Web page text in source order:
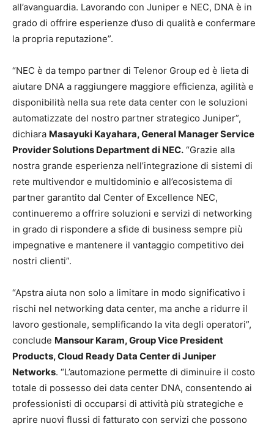
all’avanguardia. Lavorando con Juniper e NEC, DNA è in
grado di offrire esperienze d’uso di qualità e confermare
la propria reputazione”.
“NEC è da tempo partner di Telenor Group ed è lieta di
aiutare DNA a raggiungere maggiore efficienza, agilità e
disponibilità nella sua rete data center con le soluzioni
automatizzate del nostro partner strategico Juniper”,
dichiara Masayuki Kayahara, General Manager Service
Provider Solutions Department di NEC. “Grazie alla
nostra grande esperienza nell’integrazione di sistemi di
rete multivendor e multidominio e all’ecosistema di
partner garantito dal Center of Excellence NEC,
continueremo a offrire soluzioni e servizi di networking
in grado di rispondere a sfide di business sempre più
impegnative e mantenere il vantaggio competitivo dei
nostri clienti”.
“Apstra aiuta non solo a limitare in modo significativo i
rischi nel networking data center, ma anche a ridurre il
lavoro gestionale, semplificando la vita degli operatori”,
conclude Mansour Karam, Group Vice President
Products, Cloud Ready Data Center di Juniper
Networks. “L’automazione permette di diminuire il costo
totale di possesso dei data center DNA, consentendo ai
professionisti di occuparsi di attività più strategiche e
aprire nuovi flussi di fatturato con servizi che possono